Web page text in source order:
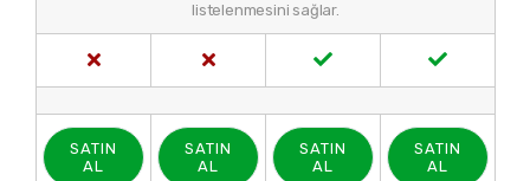
listelenmesini sağlar.
SATIN
AL
SATIN
AL
SATIN
AL
SATIN
AL